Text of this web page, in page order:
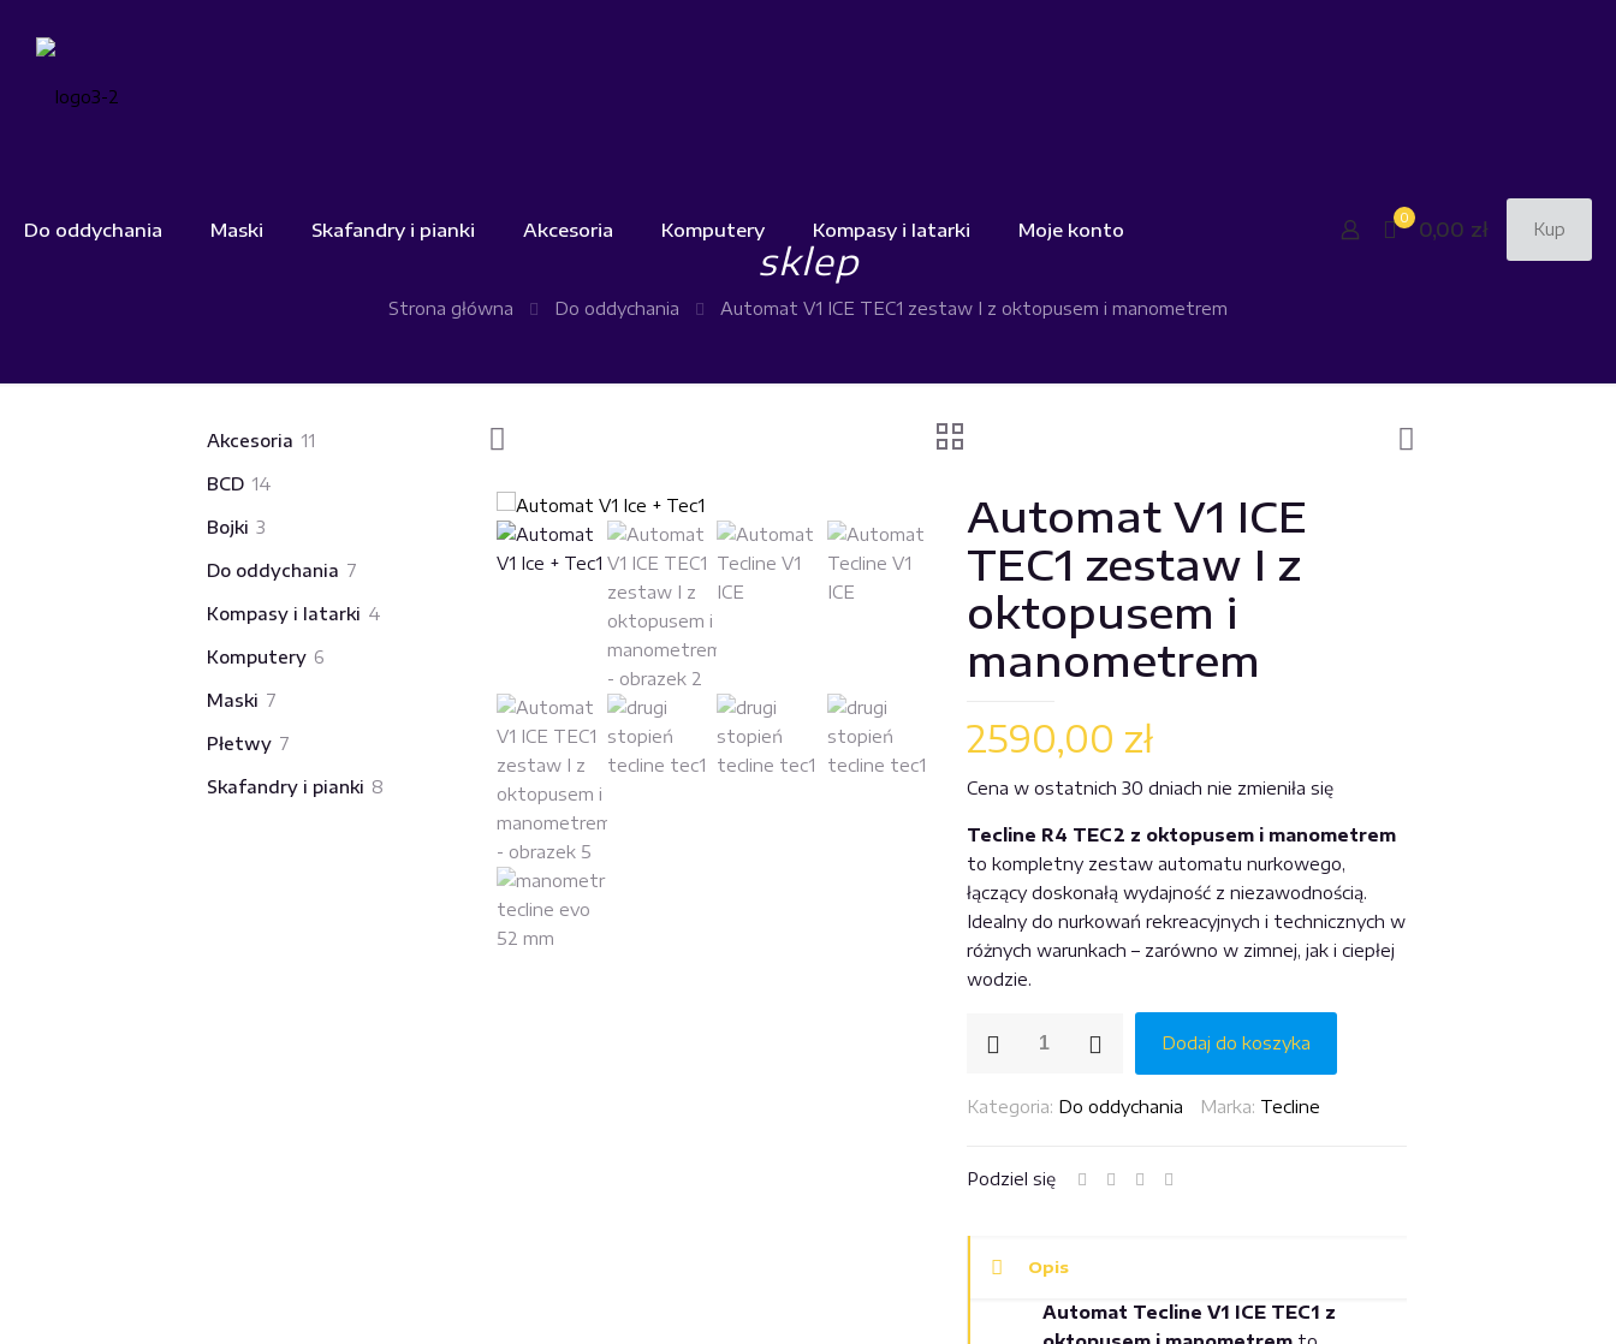
Do oddychania Maski Skafandry i pianki Akcesoria Komputery Kompasy i latarki Moje konto
0
0,00 zł Kup
sklep
Strona główna Do oddychania Automat V1 ICE TEC1 zestaw I z oktopusem i manometrem
Automat V1 ICE
TEC1 zestaw I z
oktopusem i
manometrem
2590,00 zł
Cena w ostatnich 30 dniach nie zmieniła się
Tecline R4 TEC2 z oktopusem i manometrem
to kompletny zestaw automatu nurkowego,
łączący doskonałą wydajność z niezawodnością.
Idealny do nurkowań rekreacyjnych i technicznych w
różnych warunkach – zarówno w zimnej, jak i ciepłej
wodzie.
Automat
ICE
zestaw
oktopusem
manometrem
Dodaj do koszyka
Kategoria: Do oddychania Marka: Tecline
Podziel się
Opis
Automat Tecline V1 ICE TEC1 z
Akcesoria 11
BCD 14
Bojki 3
Do oddychania 7
Kompasy i latarki 4
Komputery 6
Maski 7
Płetwy 7
Skafandry i pianki 8